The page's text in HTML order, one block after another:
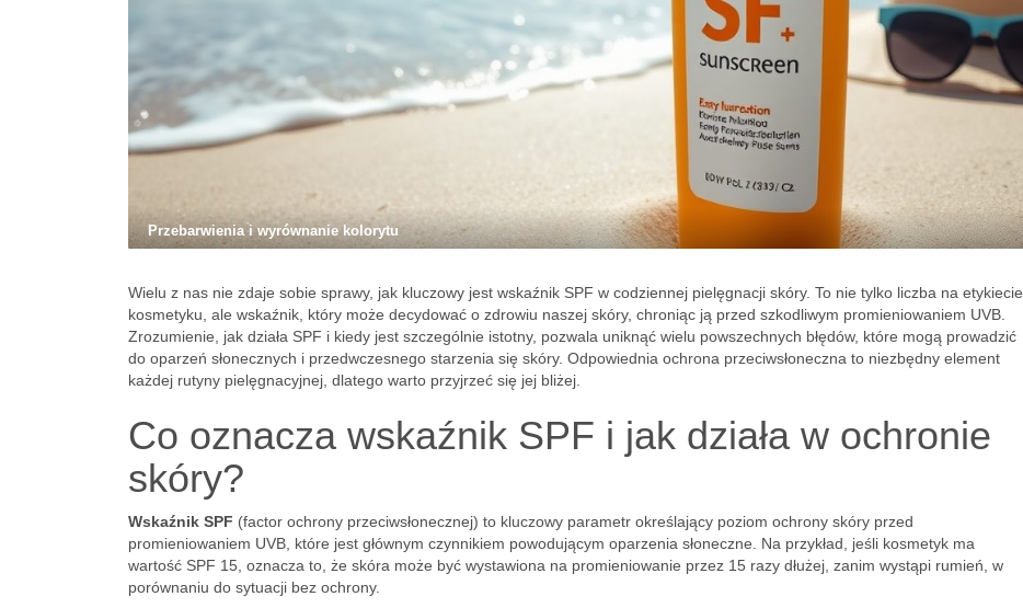
Przebarwienia i wyrównanie kolorytu
Wielu z nas nie zdaje sobie sprawy, jak kluczowy jest wskaźnik SPF w codziennej pielęgnacji skóry. To nie tylko liczba na etykiecie
kosmetyku, ale wskaźnik, który może decydować o zdrowiu naszej skóry, chroniąc ją przed szkodliwym promieniowaniem UVB.
Zrozumienie, jak działa SPF i kiedy jest szczególnie istotny, pozwala uniknąć wielu powszechnych błędów, które mogą prowadzić
do oparzeń słonecznych i przedwczesnego starzenia się skóry. Odpowiednia ochrona przeciwsłoneczna to niezbędny element
każdej rutyny pielęgnacyjnej, dlatego warto przyjrzeć się jej bliżej.
Co oznacza wskaźnik SPF i jak działa w ochronie
skóry?
Wskaźnik SPF (factor ochrony przeciwsłonecznej) to kluczowy parametr określający poziom ochrony skóry przed
promieniowaniem UVB, które jest głównym czynnikiem powodującym oparzenia słoneczne. Na przykład, jeśli kosmetyk ma
wartość SPF 15, oznacza to, że skóra może być wystawiona na promieniowanie przez 15 razy dłużej, zanim wystąpi rumień, w
porównaniu do sytuacji bez ochrony.